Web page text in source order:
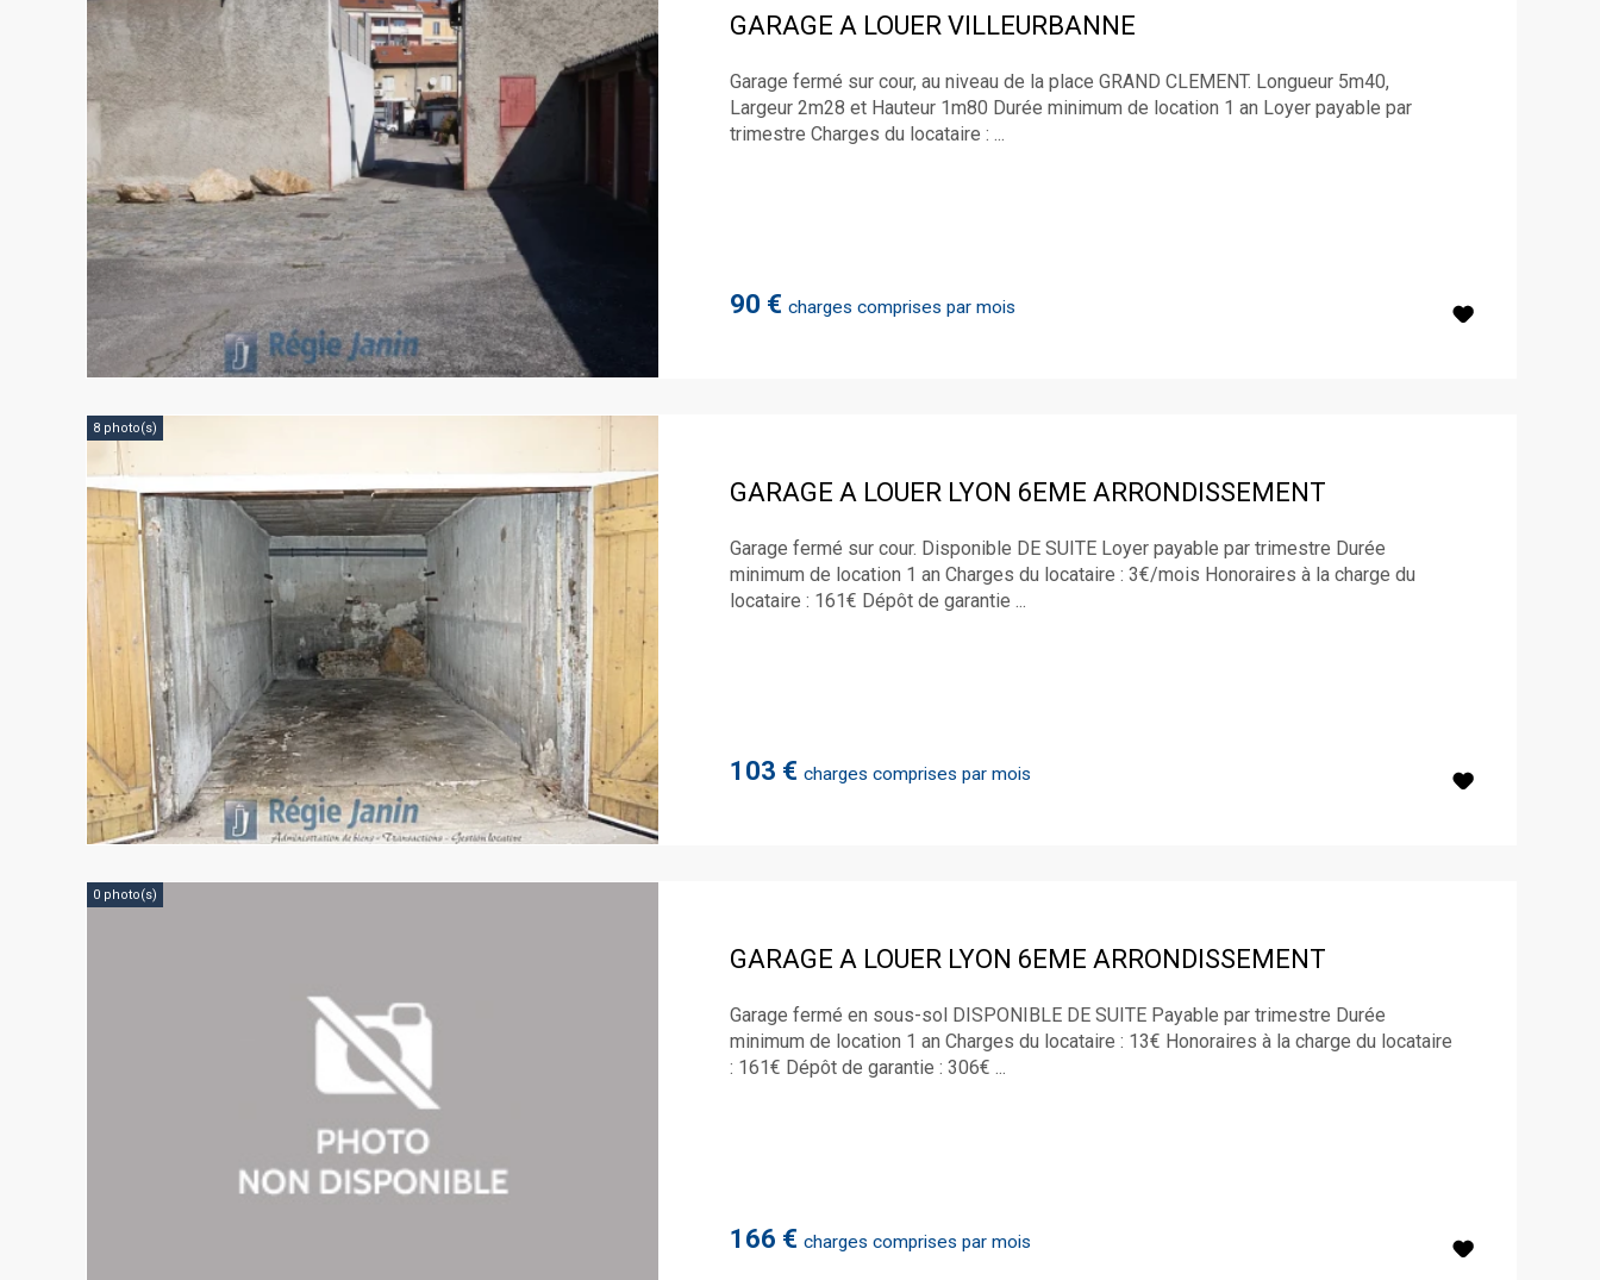
GARAGE A LOUER VILLEURBANNE
90 € charges comprises par mois
Garage fermé sur cour, au niveau de la place GRAND CLEMENT. Longueur 5m40,
Largeur 2m28 et Hauteur 1m80 Durée minimum de location 1 an Loyer payable par
trimestre Charges du locataire : ...
8 photo(s)
GARAGE A LOUER LYON 6EME ARRONDISSEMENT
103 € charges comprises par mois
Garage fermé sur cour. Disponible DE SUITE Loyer payable par trimestre Durée
minimum de location 1 an Charges du locataire : 3€/mois Honoraires à la charge du
locataire : 161€ Dépôt de garantie ...
0 photo(s)
GARAGE A LOUER LYON 6EME ARRONDISSEMENT
166 € charges comprises par mois
Garage fermé en sous-sol DISPONIBLE DE SUITE Payable par trimestre Durée
minimum de location 1 an Charges du locataire : 13€ Honoraires à la charge du locataire
: 161€ Dépôt de garantie : 306€ ...